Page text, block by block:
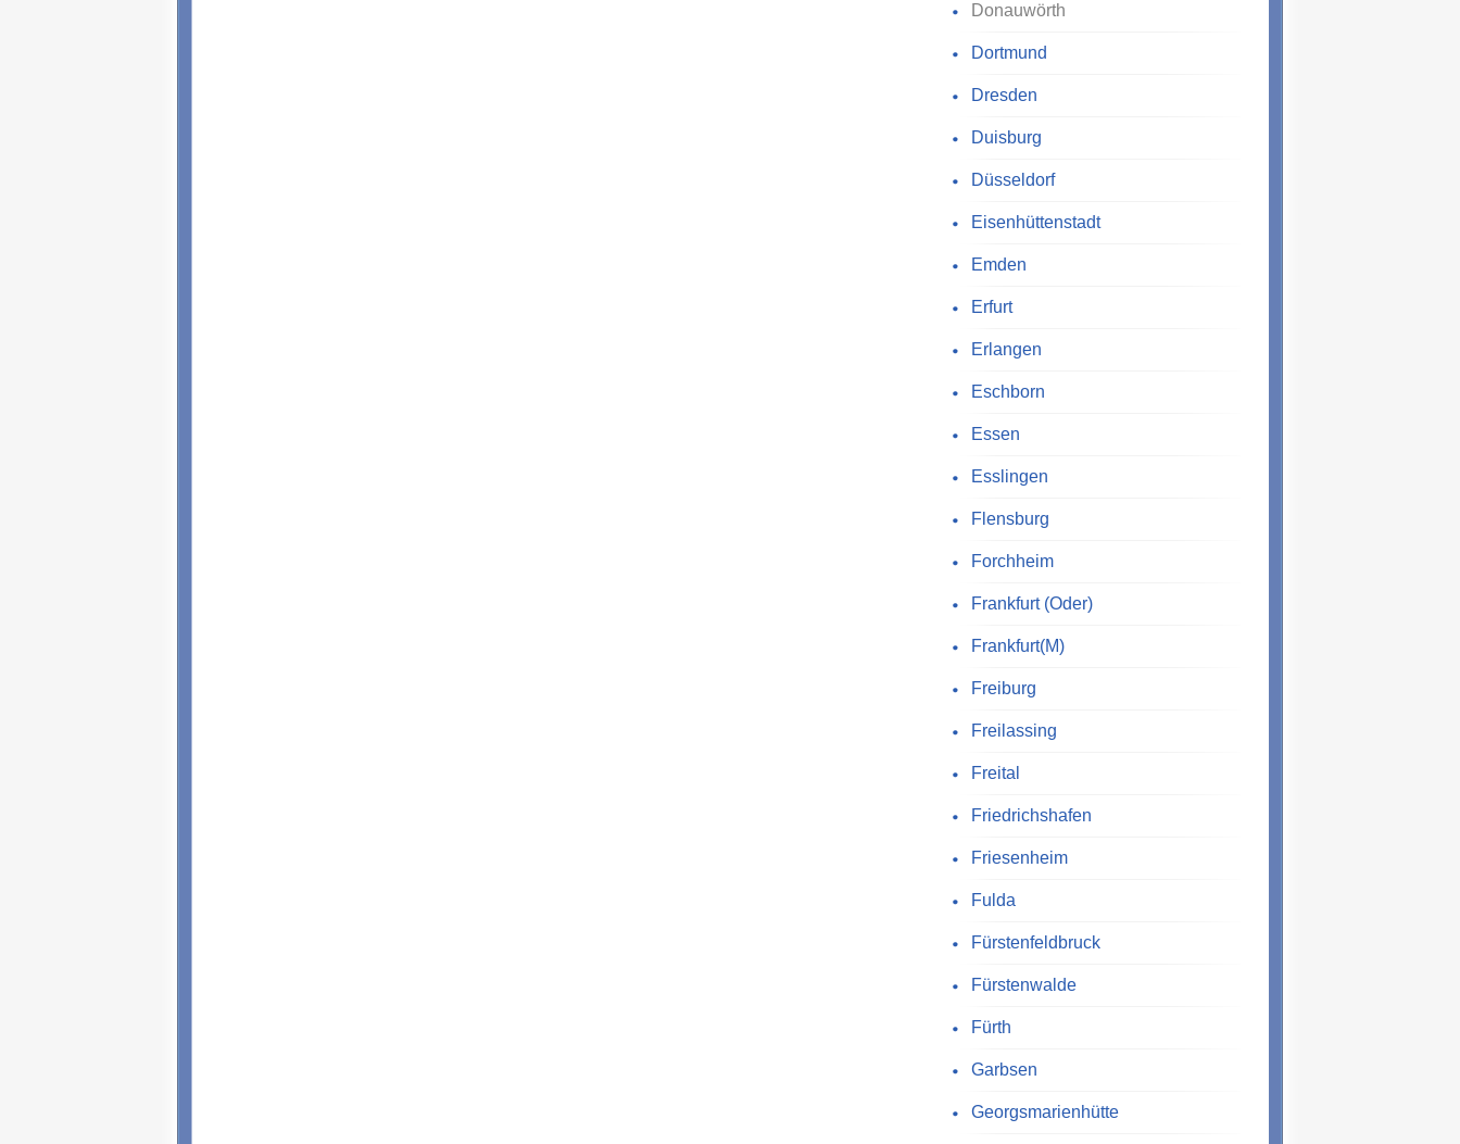
Donauwörth
Dortmund
Dresden
Duisburg
Düsseldorf
Eisenhüttenstadt
Emden
Erfurt
Erlangen
Eschborn
Essen
Esslingen
Flensburg
Forchheim
Frankfurt (Oder)
Frankfurt(M)
Freiburg
Freilassing
Freital
Friedrichshafen
Friesenheim
Fulda
Fürstenfeldbruck
Fürstenwalde
Fürth
Garbsen
Georgsmarienhütte